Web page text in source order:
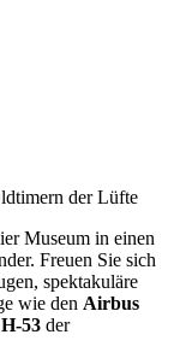
der Lüfte
Museum in einen
Freuen Sie sich
spektakuläre
wie den Airbus
53 der